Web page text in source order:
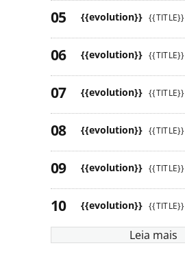
{{evolution}} {{TITLE}}
{{evolution}} {{TITLE}}
{{evolution}} {{TITLE}}
{{evolution}} {{TITLE}}
{{evolution}} {{TITLE}}
{{evolution}} {{TITLE}}
Leia mais